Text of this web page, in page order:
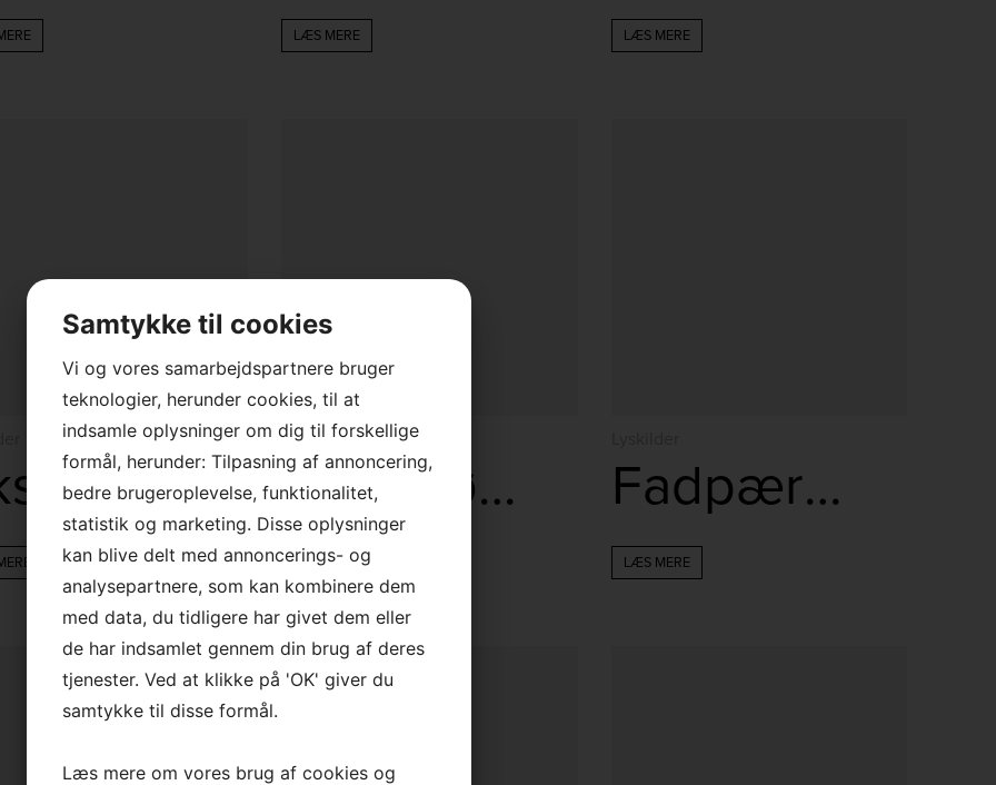
LÆS MERE LÆS MERE
Eksteriør Standard 4,5W
Lyskilder
Eksteriør Standard 4W
LÆS MERE
Fadpærer 1W
LÆS MERE
Vi holder sommerferielukket
Vi er tilbage tirsdag den 11.
august.
God sommer
×
Samtykke til cookies
Vi og vores samarbejdspartnere bruger
teknologier, herunder cookies, til at
indsamle oplysninger om dig til forskellige
formål, herunder: Tilpasning af annoncering,
bedre brugeroplevelse, funktionalitet,
statistik og marketing. Disse oplysninger
kan blive delt med annoncerings- og
analysepartnere, som kan kombinere dem
med data, du tidligere har givet dem eller
de har indsamlet gennem din brug af deres
tjenester. Ved at klikke på 'OK' giver du
samtykke til disse formål.
Læs mere om vores brug af cookies og